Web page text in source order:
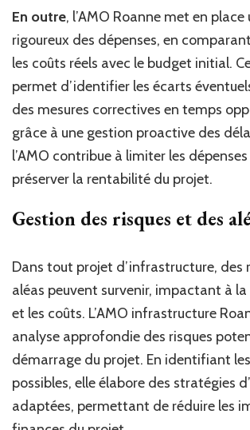
En outre, l’AMO Roanne met en place
rigoureux des dépenses, en
les coûts réels avec le budget initial.
permet d’identifier les écarts
des mesures correctives en temps
grâce à une gestion proactive des
l’AMO contribue à limiter les
préserver la rentabilité du projet.
Gestion des risques et des
Dans tout projet d’infrastructure, des
aléas peuvent survenir, impactant à
et les coûts. L’AMO infrastructure
analyse approfondie des risques
démarrage du projet. En identifiant
possibles, elle élabore des stratégies
adaptées, permettant de réduire les